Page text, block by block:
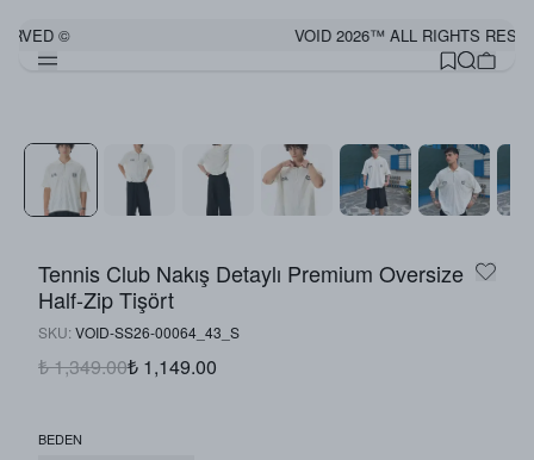
© VOID 2026™ ALL RIGHTS
Tennis Club Nakış Detaylı Premium Oversize
Half-Zip Tişört
SKU: VOID-SS26-00064_43_S
₺ 1,349.00₺ 1,149.00
BEDEN